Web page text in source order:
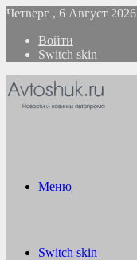
Четверг , 6 Август 2026
Войти
Switch skin
Меню
Switch skin